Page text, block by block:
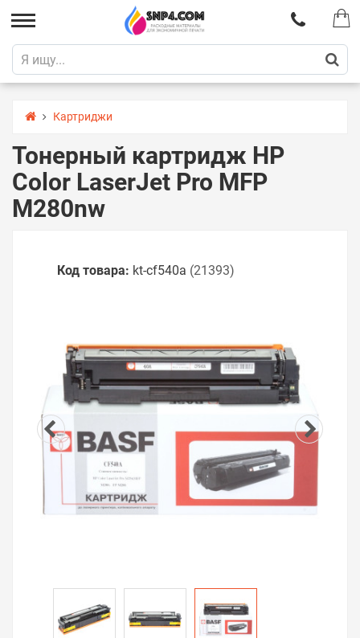
Картриджи
Тонерный картридж HP
Color LaserJet Pro MFP
M280nw
Код товара: kt-cf540a (21393)